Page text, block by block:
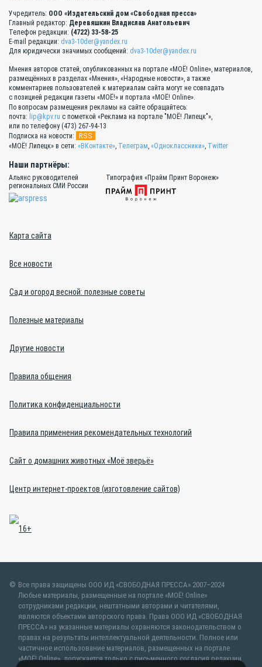
Учредитель: ООО «Издательский дом «Свободная пресса»
Главный редактор: Деревяшкин Владислав Анатольевич
Телефон редакции: (4722) 33-58-25
E-mail редакции: dva3-10der@yandex.ru
Для юридически значимых сообщений: dva3-10der@yandex.ru
Мнения авторов статей, опубликованных на портале «МОЁ! Online», материалов,
размещённых в разделах «Мнения», «Народные новости», а также
комментариев пользователей к материалам сайта могут не совпадать
с позицией редакции газеты «МОЁ!» и портала «МОЁ! Online».
По вопросам размещения рекламы на сайте обращайтесь:
почта: lip@kpv.ru с пометкой «Реклама на портале "МОЁ! Липецк"»,
или по телефону (473) 267-94-13
Подписка на новости:
RSS
«МОЁ! Липецк» в сети: «ВКонтакте» Телеграм «Одноклассники» Twitter
Наши партнёры:
Альянс руководителей
региональных СМИ России
Типография «Прайм Принт Воронеж»
Карта сайта
Все новости
Сад и огород весной: полезные советы
Полезные материалы
Другие новости
Правила общения
Политика конфиденциальности
Правила применения рекомендательных технологий
Сайт о домашних животных «Моё зверьё»
Центр интернет-проектов (изготовление сайтов)
Все права защищены ООО ИД «СВОБОДНАЯ ПРЕССА» 2007–2024
Любые материалы, размещенные на портале «МОЁ! Online»
сотрудниками редакции, нештатными авторами и читателями,
являются объектами авторского права. Права ООО ИД «СВОБОДНАЯ
ПРЕССА» на указанные материалы охраняются законодательством о
правах на результаты интеллектуальной деятельности. Полное или
частичное использование материалов, размещенных на портале
«МОЁ! Online», допускается только с письменного согласия редакции